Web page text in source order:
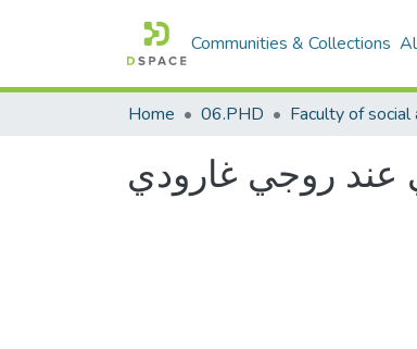
Communities & Collections
Home 06.PHD
عند روجي غارودي